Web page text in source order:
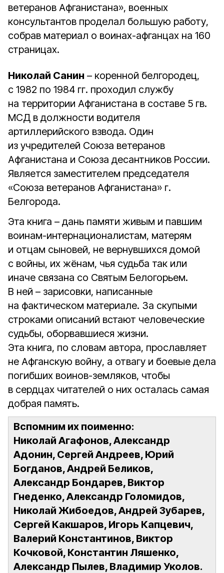
ветеранов Афганистана», военных
консультантов проделал большую работу,
собрав материал о воинах-афганцах на 160
страницах.
Николай Санин – коренной белгородец,
с 1982 по 1984 гг. проходил службу
на территории Афганистана в составе 5 гв.
МСД в должности водителя
артиллерийского взвода. Один
из учредителей Союза ветеранов
Афганистана и Союза десантников России.
Является заместителем председателя
«Союза ветеранов Афганистана» г.
Белгорода.
Эта книга – дань памяти живым и павшим
воинам-интернационалистам, матерям
и отцам сыновей, не вернувшихся домой
с войны, их жёнам, чья судьба так или
иначе связана со Святым Белогорьем.
В ней – зарисовки, написанные
на фактическом материале. За скупыми
строками описаний встают человеческие
судьбы, обор­вавшиеся жизни.
Эта книга, по словам автора, прославляет
не Афганскую войну, а отвагу и боевые дела
погибших воинов-земляков, чтобы
в сердцах читателей о них осталась самая
добрая память.
Вспомним их поименно:
Николай Агафонов, Александр
Адонин, Сергей Андреев, Юрий
Богданов, Андрей Беликов,
Александр Бондарев, Виктор
Гнеденко, Александр Голомидов,
Николай Жибоедов, Андрей Зубарев,
Сергей Какшаров, Игорь Капцевич,
Валерий Константинов, Виктор
Кочковой, Константин Ляшенко,
Александр Пылев, Владимир Уколов.